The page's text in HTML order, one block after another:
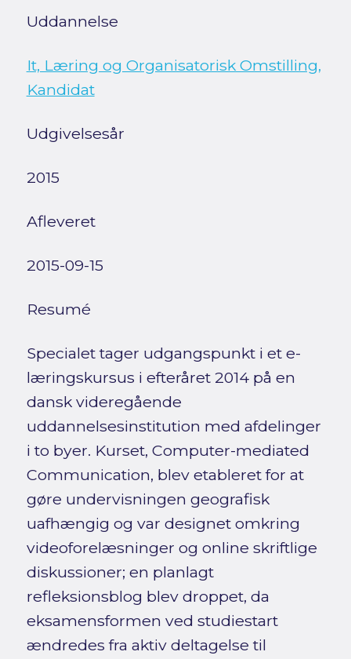
Uddannelse
It, Læring og Organisatorisk Omstilling,
Kandidat
Udgivelsesår
2015
Afleveret
2015-09-15
Resumé
Specialet tager udgangspunkt i et e-
læringskursus i efteråret 2014 på en
dansk videregående
uddannelsesinstitution med afdelinger
i to byer. Kurset, Computer-mediated
Communication, blev etableret for at
gøre undervisningen geografisk
uafhængig og var designet omkring
videoforelæsninger og online skriftlige
diskussioner; en planlagt
refleksionsblog blev droppet, da
eksamensformen ved studiestart
ændredes fra aktiv deltagelse til